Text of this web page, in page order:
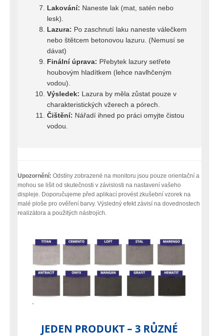
Lakování: Naneste lak (mat, satén nebo
lesk).
Lazura: Po zaschnutí laku naneste válečkem
nebo štětcem betonovou lazuru. (Nemusí se
dávat)
Finální úprava: Přebytek lazury setřete
houbovým hladítkem (lehce navlhčeným
vodou).
Výsledek: Lazura by měla zůstat pouze v
charakteristických vžerech a pórech.
Čištění: Nářadí ihned po práci omyjte čistou
vodou.
Upozornění: Odstíny zobrazené na monitoru jsou pouze orientační a
mohou se lišit od skutečnosti v závislosti na nastavení vašeho
displeje. Doporučujeme před aplikací provést zkušební vzorek na
malé ploše pro ověření barvy. Výsledný efekt závisí na dovednostech
realizátora a použitých nástrojích.
JEDEN PRODUKT – 3 RŮZNÉ